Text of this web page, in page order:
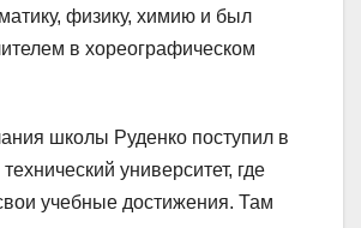
физику, химию и был
в хореографическом
школы Руденко поступил в
университет, где
учебные достижения. Там